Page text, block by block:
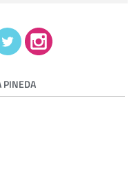
sus datos en la
PINEDA